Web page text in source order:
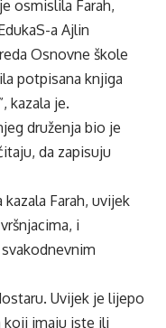
osmislila Farah,
a Ajlin
Osnovne škole
potpisana knjiga
kazala je.
druženja bio je
da zapisuju
Farah, uvijek
i
Uvijek je lijepo
imaju iste ili